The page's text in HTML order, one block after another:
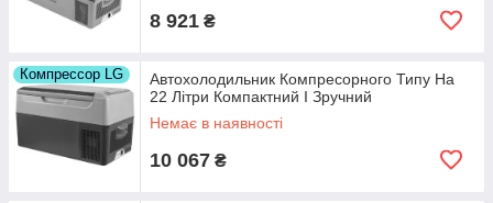
8 921 ₴
Компрессор LG
Автохолодильник Компресорного Типу На
22 Літри Компактний І Зручний
Немає в наявності
10 067 ₴